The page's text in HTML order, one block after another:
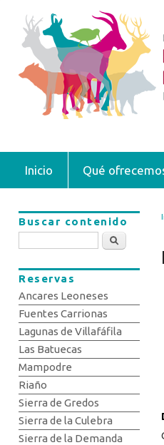
Inicio Qué
Buscar contenido
Buscar
Reservas
Ancares Leoneses
Fuentes Carrionas
Lagunas de Villafáfila
Las Batuecas
Mampodre
Riaño
Sierra de Gredos
Sierra de la Culebra
Sierra de la Demanda